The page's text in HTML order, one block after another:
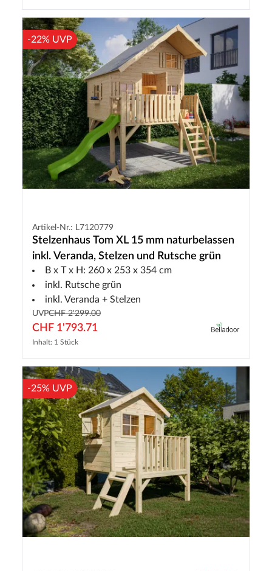
-22% UVP
Artikel-Nr.: L7120779
Stelzenhaus Tom XL 15 mm naturbelassen
inkl. Veranda, Stelzen und Rutsche grün
B x T x H: 260 x 253 x 354 cm
inkl. Rutsche grün
inkl. Veranda + Stelzen
UVPCHF 2'299.00
CHF 1'793.71
Inhalt: 1 Stück
-25% UVP